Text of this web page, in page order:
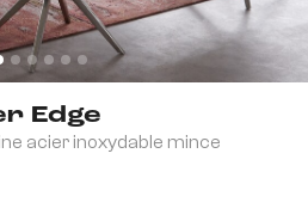
Edge
acier inoxydable mince